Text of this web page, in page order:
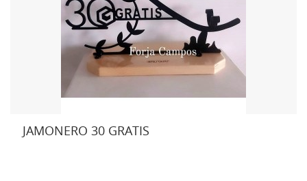
JAMONERO 30 GRATIS